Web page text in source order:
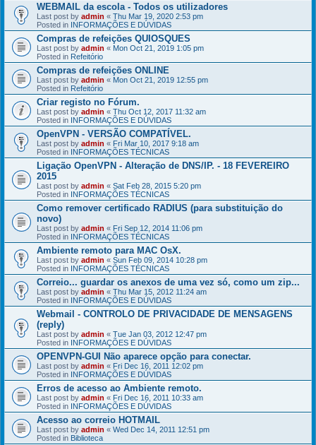
WEBMAIL da escola - Todos os utilizadores
Last post by admin « Thu Mar 19, 2020 2:53 pm
Posted in INFORMAÇÕES E DÚVIDAS
Compras de refeições QUIOSQUES
Last post by admin « Mon Oct 21, 2019 1:05 pm
Posted in Refeitório
Compras de refeições ONLINE
Last post by admin « Mon Oct 21, 2019 12:55 pm
Posted in Refeitório
Criar registo no Fórum.
Last post by admin « Thu Oct 12, 2017 11:32 am
Posted in INFORMAÇÕES E DÚVIDAS
OpenVPN - VERSÃO COMPATÍVEL.
Last post by admin « Fri Mar 10, 2017 9:18 am
Posted in INFORMAÇÕES TÉCNICAS
Ligação OpenVPN - Alteração de DNS/IP. - 18 FEVEREIRO
2015
Last post by admin « Sat Feb 28, 2015 5:20 pm
Posted in INFORMAÇÕES TÉCNICAS
Como remover certificado RADIUS (para substituição do
novo)
Last post by admin « Fri Sep 12, 2014 11:06 pm
Posted in INFORMAÇÕES TÉCNICAS
Ambiente remoto para MAC OsX.
Last post by admin « Sun Feb 09, 2014 10:28 pm
Posted in INFORMAÇÕES TÉCNICAS
Correio... guardar os anexos de uma vez só, como um zip...
Last post by admin « Thu Mar 15, 2012 11:24 am
Posted in INFORMAÇÕES E DÚVIDAS
Webmail - CONTROLO DE PRIVACIDADE DE MENSAGENS
(reply)
Last post by admin « Tue Jan 03, 2012 12:47 pm
Posted in INFORMAÇÕES E DÚVIDAS
OPENVPN-GUI Não aparece opção para conectar.
Last post by admin « Fri Dec 16, 2011 12:02 pm
Posted in INFORMAÇÕES E DÚVIDAS
Erros de acesso ao Ambiente remoto.
Last post by admin « Fri Dec 16, 2011 10:33 am
Posted in INFORMAÇÕES E DÚVIDAS
Acesso ao correio HOTMAIL
Last post by admin « Wed Dec 14, 2011 12:51 pm
Posted in Biblioteca